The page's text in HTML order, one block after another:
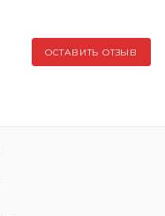
ОСТАВИТЬ ОТЗЫВ